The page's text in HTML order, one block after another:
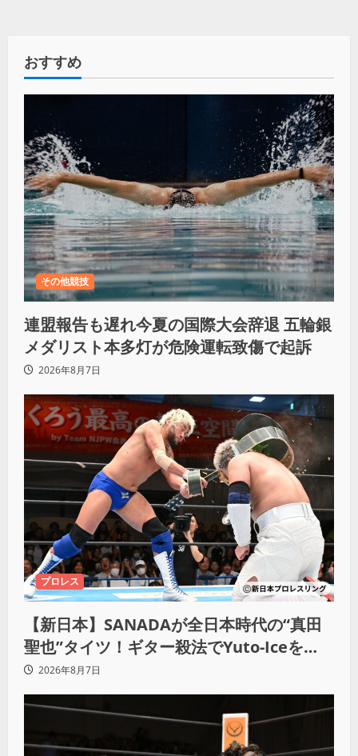
おすすめ
その他競技
連盟報告も遅れ今夏の国際大会辞退 五輪銀
メダリスト本多灯が危険運転致傷で起訴
2026年8月7日
プロレス
【新日本】SANADAが全日本時代の“真田
聖也”タイツ！ギター殺法でYuto-Iceを
KO「俺と闘う時は考えろ。感じるな」
2026年8月7日